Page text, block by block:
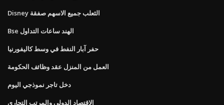
Disney الثعلب جميع الاسهم صفقة
Bse الهند ساعات التداول
حفر آبار النفط في وسط كاليفورنيا
العمل من المنزل عقد وظائف الحكومة
دخل تاجر نموذجي اليوم
الاقتصاد الدولي والمرتب التجاري